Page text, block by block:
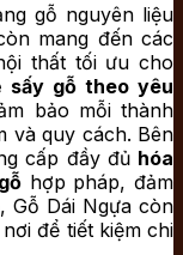
gỗ nguyên liệu
mang đến các
thất tối ưu cho
sấy gỗ theo yêu
bảo mỗi thành
và quy cách. Bên
cấp đầy đủ hóa
hợp pháp, đảm
Gỗ Dái Ngựa còn
để tiết kiệm chi